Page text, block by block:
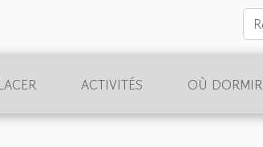
ACTIVITÉS OÙ DORMIR